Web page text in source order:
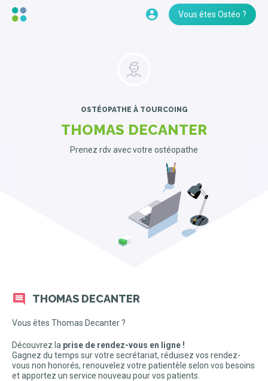
Vous êtes Ostéo ?
OSTÉOPATHE À TOURCOING
THOMAS DECANTER
Prenez rdv avec votre ostéopathe
THOMAS DECANTER
Vous êtes Thomas Decanter ?
Découvrez la prise de rendez-vous en ligne !
Gagnez du temps sur votre secrétariat, réduisez vos rendez-
vous non honorés, renouvelez votre patientèle selon vos besoins
et apportez un service nouveau pour vos patients.